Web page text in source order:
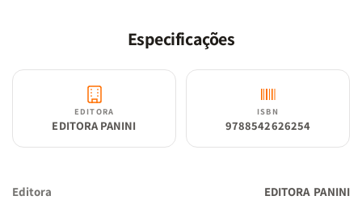
Especificações
EDITORA
EDITORA PANINI
ISBN
9788542626254
Editora EDITORA PANINI